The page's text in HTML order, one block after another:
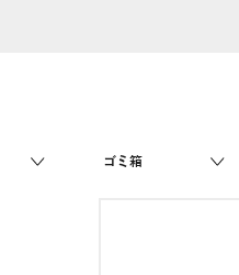
ゴミ箱